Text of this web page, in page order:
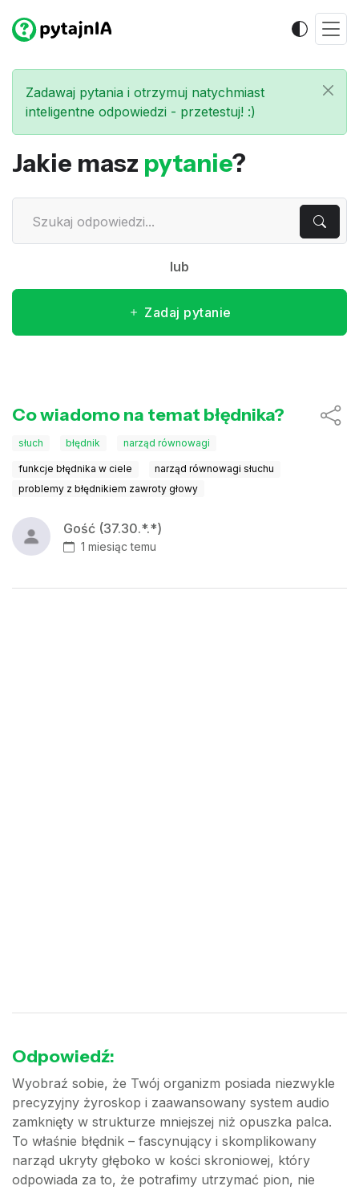
Zadawaj pytania i otrzymuj natychmiast
inteligentne odpowiedzi - przetestuj! :)
Jakie masz pytanie?
lub
Zadaj pytanie
Co wiadomo na temat błędnika?
słuch błędnik narząd równowagi
funkcje błędnika w ciele
narząd równowagi słuchu
problemy z błędnikiem zawroty głowy
Gość (37.30.*.*)
1 miesiąc temu
Odpowiedź:
Wyobraź sobie, że Twój organizm posiada niezwykle
precyzyjny żyroskop i zaawansowany system audio
zamknięty w strukturze mniejszej niż opuszka palca.
To właśnie błędnik – fascynujący i skomplikowany
narząd ukryty głęboko w kości skroniowej, który
odpowiada za to, że potrafimy utrzymać pion, nie